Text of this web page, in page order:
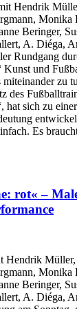
Hendrik
Monika
Beringer,
A. Diéga,
Rundgang
Kunst und
zu
des
hat sich zu
Es
rot« –
Hendrik
Monika
Beringer,
A. Diéga,